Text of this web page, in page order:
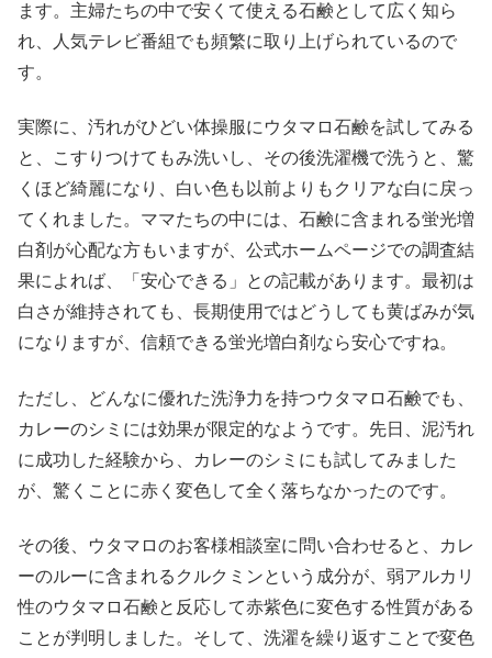
ます。主婦たちの中で安くて使える石鹸として広く知ら
れ、人気テレビ番組でも頻繁に取り上げられているので
す。
実際に、汚れがひどい体操服にウタマロ石鹸を試してみる
と、こすりつけてもみ洗いし、その後洗濯機で洗うと、驚
くほど綺麗になり、白い色も以前よりもクリアな白に戻っ
てくれました。ママたちの中には、石鹸に含まれる蛍光増
白剤が心配な方もいますが、公式ホームページでの調査結
果によれば、「安心できる」との記載があります。最初は
白さが維持されても、長期使用ではどうしても黄ばみが気
になりますが、信頼できる蛍光増白剤なら安心ですね。
ただし、どんなに優れた洗浄力を持つウタマロ石鹸でも、
カレーのシミには効果が限定的なようです。先日、泥汚れ
に成功した経験から、カレーのシミにも試してみました
が、驚くことに赤く変色して全く落ちなかったのです。
その後、ウタマロのお客様相談室に問い合わせると、カレ
ーのルーに含まれるクルクミンという成分が、弱アルカリ
性のウタマロ石鹸と反応して赤紫色に変色する性質がある
ことが判明しました。そして、洗濯を繰り返すことで変色